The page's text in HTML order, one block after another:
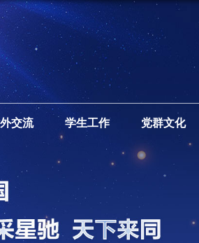
交流 学生工作 党群文化